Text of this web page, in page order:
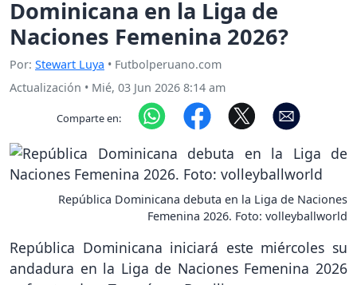
Dominicana en la Liga de
Naciones Femenina 2026?
Por: Stewart Luya • Futbolperuano.com
Actualización • Mié, 03 Jun 2026 8:14 am
Comparte en:
República Dominicana debuta en la Liga de Naciones
Femenina 2026. Foto: volleyballworld
República Dominicana iniciará este miércoles su
andadura en la Liga de Naciones Femenina 2026